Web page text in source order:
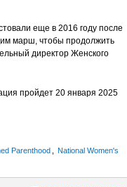
еще в 2016 году после
марш, чтобы продолжить
директор Женского
пройдет 20 января 2025
Parenthood
National Women's